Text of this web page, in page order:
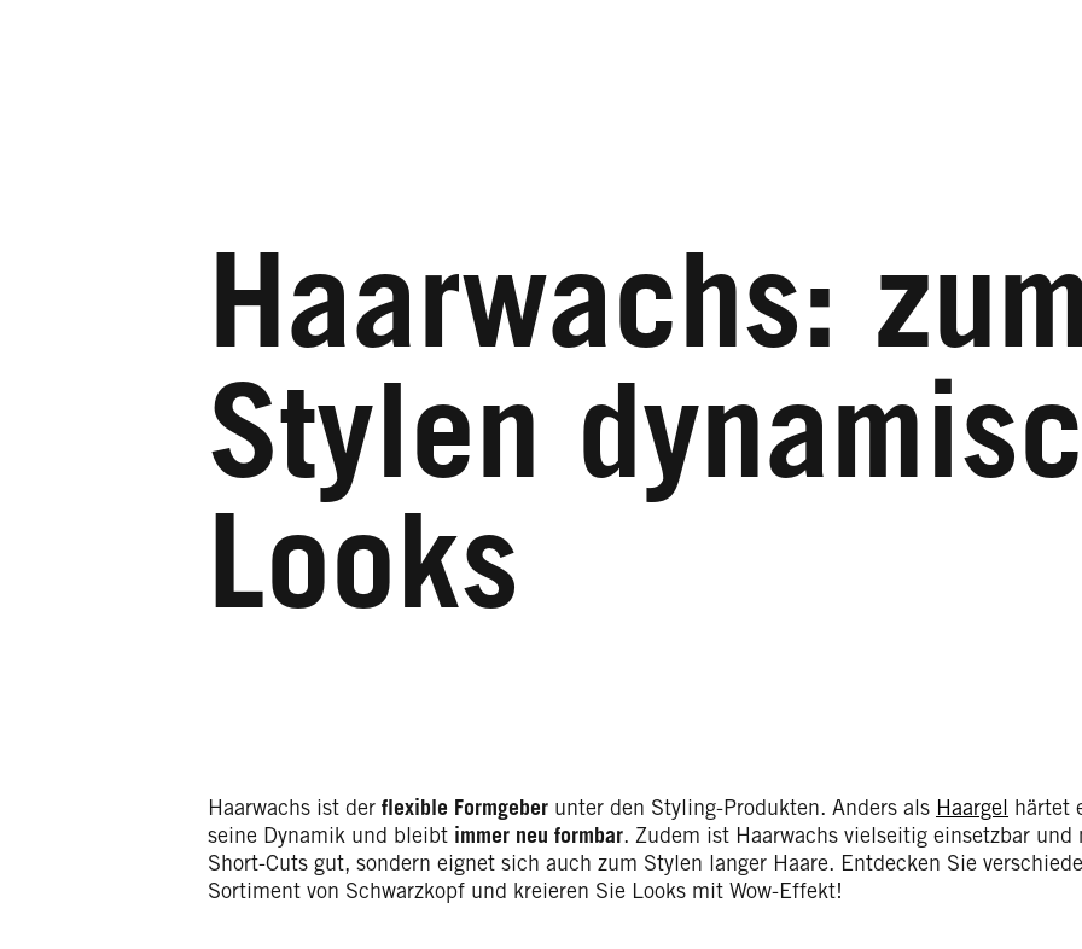
Haarwachs:
Stylen
Looks
Haarwachs ist der flexible Formgeber unter den Styling-Produkten. Anders als Haargel härtet
seine Dynamik und bleibt immer neu formbar. Zudem ist Haarwachs vielseitig einsetzbar
Short-Cuts gut, sondern eignet sich auch zum Stylen langer Haare. Entdecken Sie
Sortiment von Schwarzkopf und kreieren Sie Looks mit Wow-Effekt!